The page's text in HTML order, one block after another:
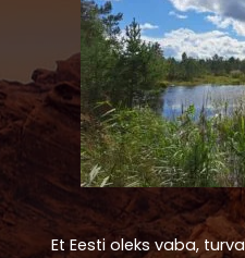
Et Eesti oleks vaba,